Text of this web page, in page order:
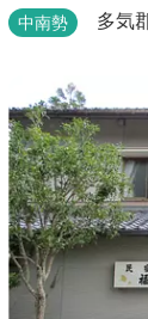
ビティが融合す
有する清潔な
の美しい風景
場は薪ストーブ
です。落ち...
中南勢 多気